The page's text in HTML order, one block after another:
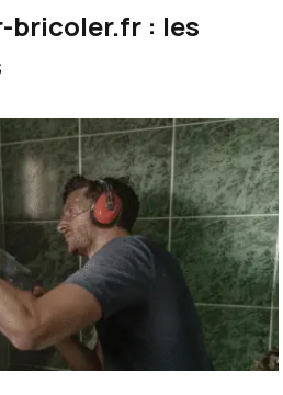
bricoler.fr : les